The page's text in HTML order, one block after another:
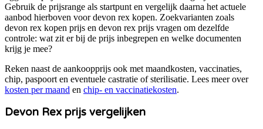
Gebruik de prijsrange als startpunt en vergelijk daarna het actuele
aanbod hierboven voor devon rex kopen. Zoekvarianten zoals
devon rex kopen prijs en devon rex prijs vragen om dezelfde
controle: wat zit er bij de prijs inbegrepen en welke documenten
krijg je mee?
Reken naast de aankoopprijs ook met maandkosten, vaccinaties,
chip, paspoort en eventuele castratie of sterilisatie. Lees meer over
kosten per maand en chip- en vaccinatiekosten.
Devon Rex prijs vergelijken